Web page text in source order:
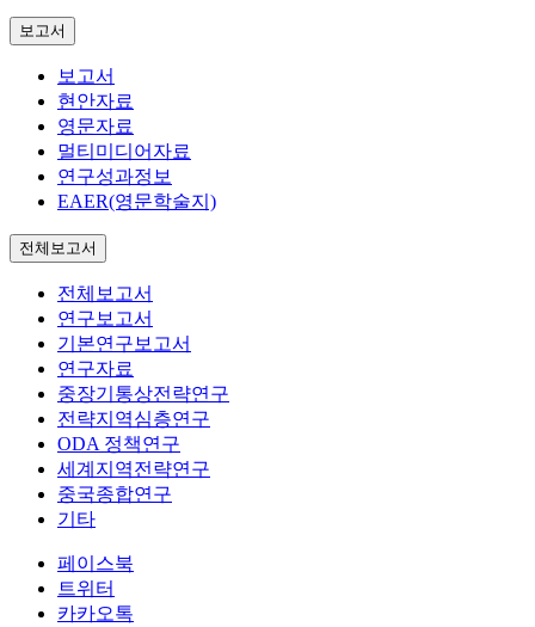
보고서
보고서
현안자료
영문자료
멀티미디어자료
연구성과정보
EAER(영문학술지)
전체보고서
전체보고서
연구보고서
기본연구보고서
연구자료
중장기통상전략연구
전략지역심층연구
ODA 정책연구
세계지역전략연구
중국종합연구
기타
페이스북
트위터
카카오톡